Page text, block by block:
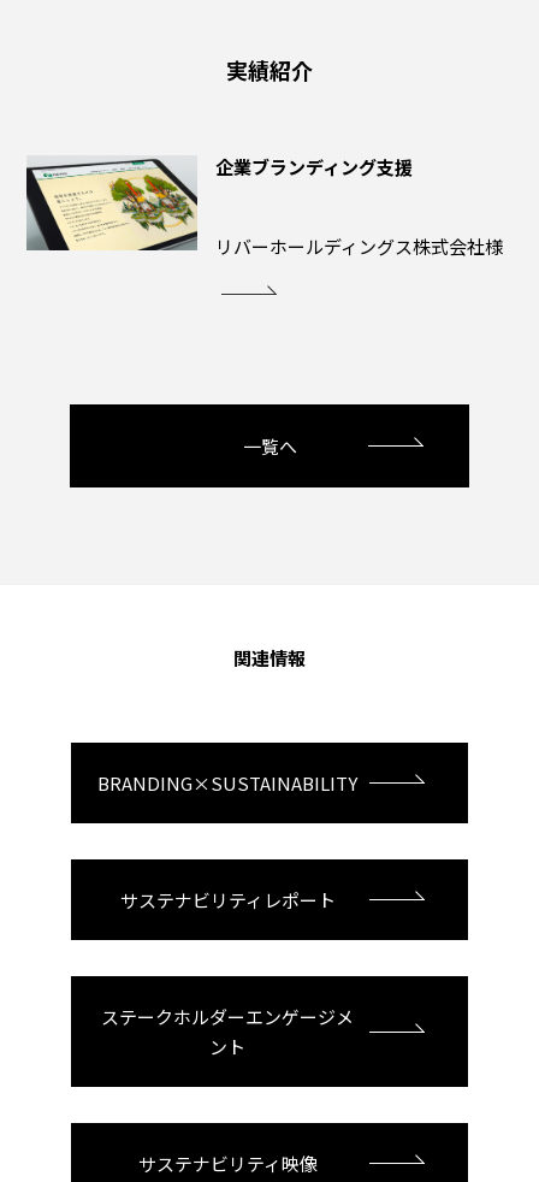
実績紹介
企業ブランディング支援
リバーホールディングス株式会社様
一覧へ
関連情報
BRANDING×SUSTAINABILITY
サステナビリティレポート
ステークホルダーエンゲージメ
ント
サステナビリティ映像